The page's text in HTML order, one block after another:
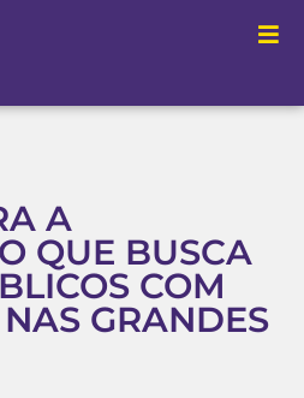
A
QUE BUSCA
COM
GRANDES